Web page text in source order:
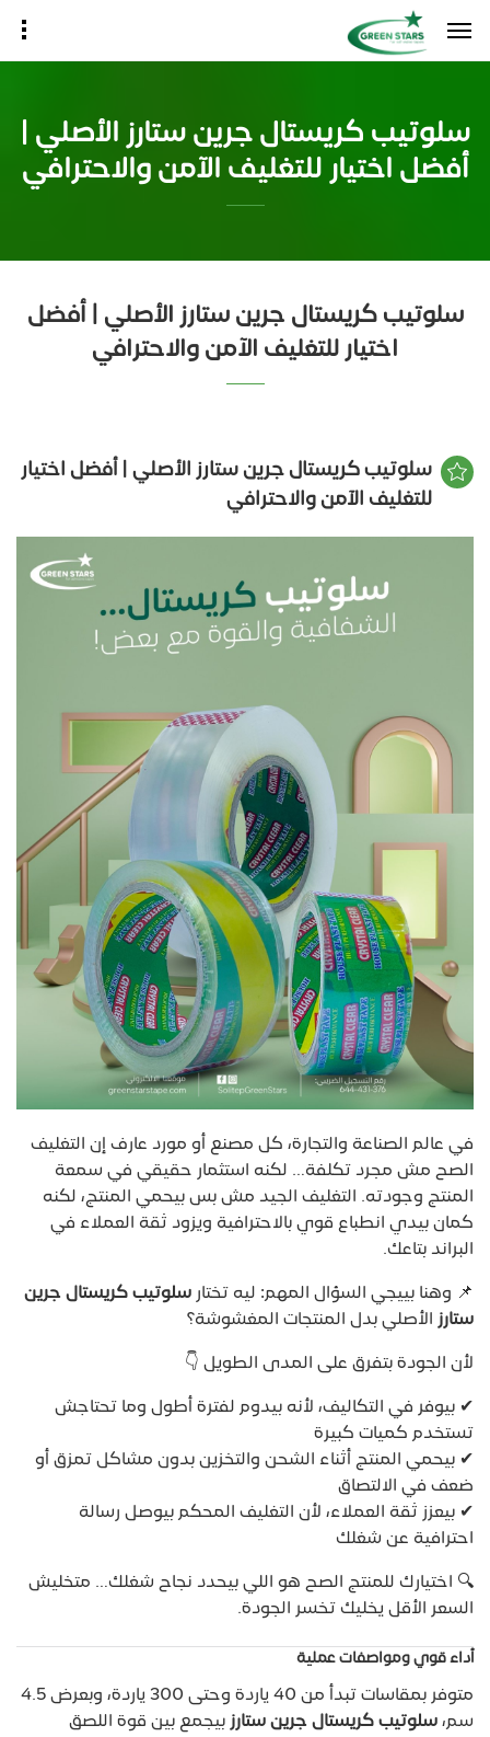
سلوتيب كريستال جرين ستارز الأصلي |
أفضل اختيار للتغليف الآمن والاحترافي
سلوتيب كريستال جرين ستارز الأصلي | أفضل
اختيار للتغليف الآمن والاحترافي
سلوتيب كريستال جرين ستارز الأصلي | أفضل اختيار
للتغليف الآمن والاحترافي
في عالم الصناعة والتجارة، كل مصنع أو مورد عارف إن التغليف
الصح مش مجرد تكلفة… لكنه استثمار حقيقي في سمعة
المنتج وجودته. التغليف الجيد مش بس بيحمي المنتج، لكنه
كمان بيدي انطباع قوي بالاحترافية ويزود ثقة العملاء في
البراند بتاعك.
📌 وهنا بييجي السؤال المهم: ليه تختار سلوتيب كريستال جرين
ستارز الأصلي بدل المنتجات المغشوشة؟
لأن الجودة بتفرق على المدى الطويل 👇
✔ بيوفر في التكاليف، لأنه بيدوم لفترة أطول وما تحتاجش
تستخدم كميات كبيرة
✔ بيحمي المنتج أثناء الشحن والتخزين بدون مشاكل تمزق أو
ضعف في الالتصاق
✔ بيعزز ثقة العملاء، لأن التغليف المحكم بيوصل رسالة
احترافية عن شغلك
🔍 اختيارك للمنتج الصح هو اللي بيحدد نجاح شغلك… متخليش
السعر الأقل يخليك تخسر الجودة.
أداء قوي ومواصفات عملية
متوفر بمقاسات تبدأ من 40 ياردة وحتى 300 ياردة، وبعرض 4.5
سم، سلوتيب كريستال جرين ستارز بيجمع بين قوة اللصق